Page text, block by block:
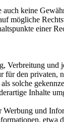
keine
mögliche
einer
Verbreitung und
den privaten,
solche
Inhalte
und
etwa